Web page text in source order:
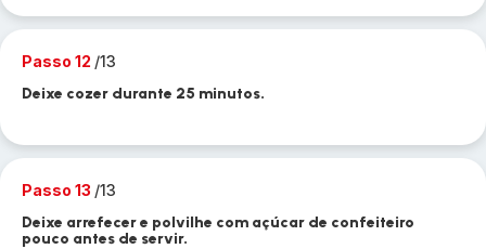
Passo 12 /13
Deixe cozer durante 25 minutos.
Passo 13 /13
Deixe arrefecer e polvilhe com açúcar de confeiteiro
pouco antes de servir.